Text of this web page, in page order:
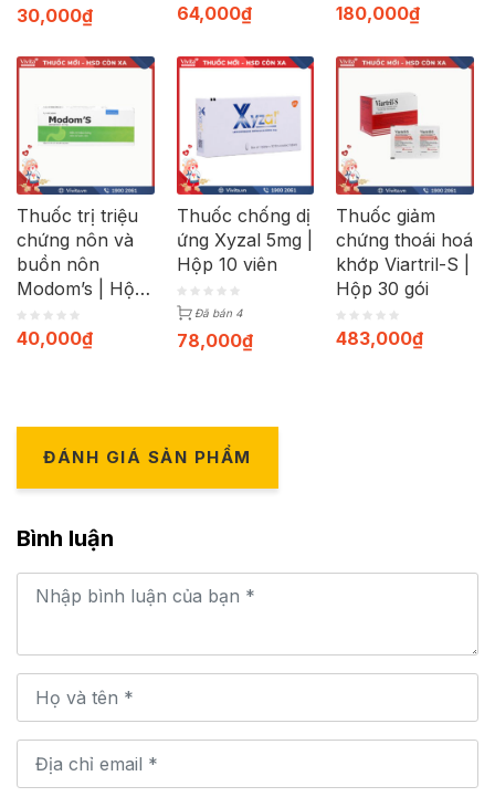
30,000₫
64,000₫ 180,000₫
Thuốc trị triệu
chứng nôn và
buồn nôn
Modom’s | Hộp
100 viên
40,000₫
Thuốc chống dị
ứng Xyzal 5mg |
Hộp 10 viên
Đã bán 4
78,000₫
Thuốc giảm
chứng thoái hoá
khớp Viartril-S |
Hộp 30 gói
483,000₫
ĐÁNH GIÁ SẢN PHẨM
Bình luận